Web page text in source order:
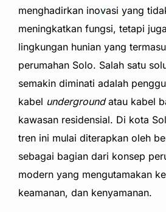
menghadirkan inovasi yang
meningkatkan fungsi, tetapi
lingkungan hunian yang
perumahan Solo. Salah satu
semakin diminati adalah
kabel undergroundatau kabel
kawasan residensial. Di kota
tren ini mulai diterapkan oleh
sebagai bagian dari konsep
modern yang mengutamakan
keamanan, dan kenyamanan.